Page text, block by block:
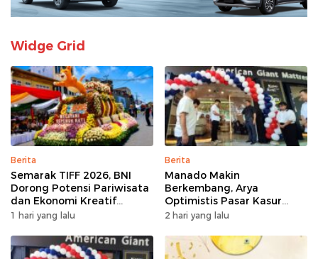
Widge Grid
Berita
Semarak TIFF 2026, BNI
Dorong Potensi Pariwisata
dan Ekonomi Kreatif
Tomohon
1 hari yang lalu
Berita
Manado Makin
Berkembang, Arya
Optimistis Pasar Kasur
Premium Tumbuh
2 hari yang lalu